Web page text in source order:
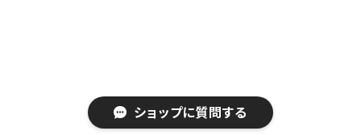
ショップに質問する
ホテルキーホルダー